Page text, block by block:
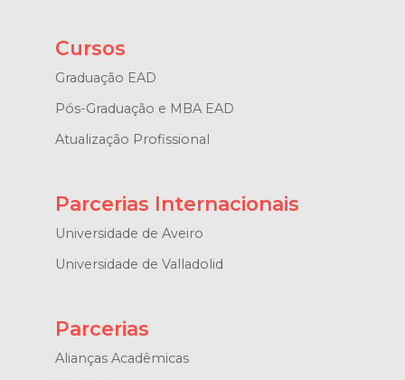
Cursos
Graduação EAD
Pós-Graduação e MBA EAD
Atualização Profissional
Parcerias Internacionais
Universidade de Aveiro
Universidade de Valladolid
Parcerias
Alianças Acadêmicas